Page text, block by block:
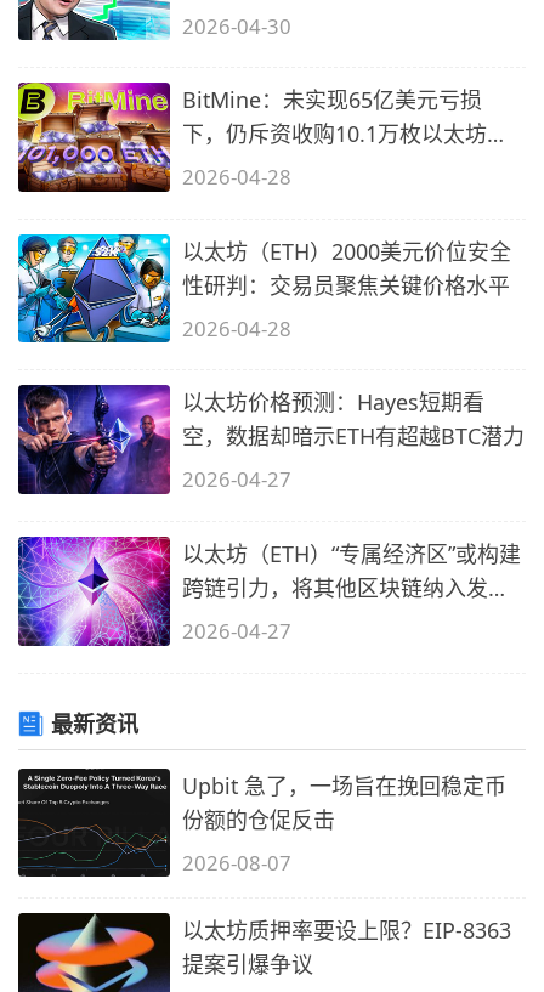
关键
2026-04-30
BitMine：未实现65亿美元亏损
下，仍斥资收购10.1万枚以太坊
（ETH）
2026-04-28
以太坊（ETH）2000美元价位安全
性研判：交易员聚焦关键价格水平
2026-04-28
以太坊价格预测：Hayes短期看
空，数据却暗示ETH有超越BTC潜力
2026-04-27
以太坊（ETH）“专属经济区”或构建
跨链引力，将其他区块链纳入发展
轨
2026-04-27
最新资讯
Upbit 急了，一场旨在挽回稳定币
份额的仓促反击
2026-08-07
以太坊质押率要设上限？EIP-8363
提案引爆争议